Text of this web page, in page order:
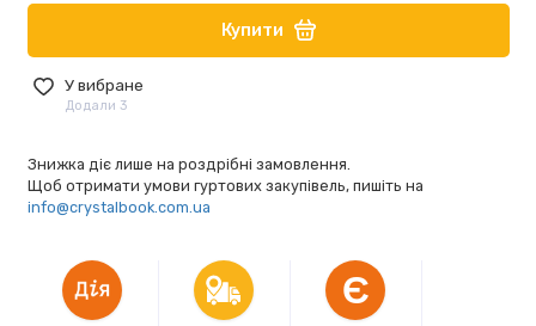
Купити
У вибране
Додали 3
Знижка діє лише на роздрібні замовлення.
Щоб отримати умови гуртових закупівель, пишіть на
info@crystalbook.com.ua
Є